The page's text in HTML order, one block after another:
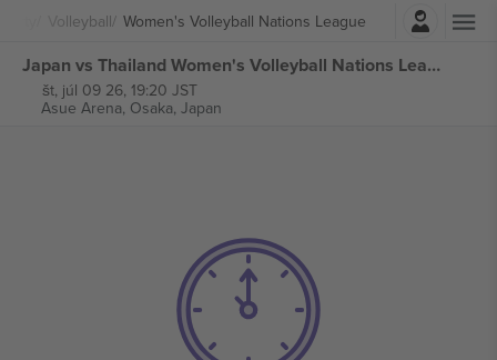
Volleyball Women's Volleyball Nations League
Prihlásenie
Japan vs Thailand Women's Volleyball Nations League lístkov
št, júl 09 26, 19:20 JST
Asue Arena, Osaka, Japan